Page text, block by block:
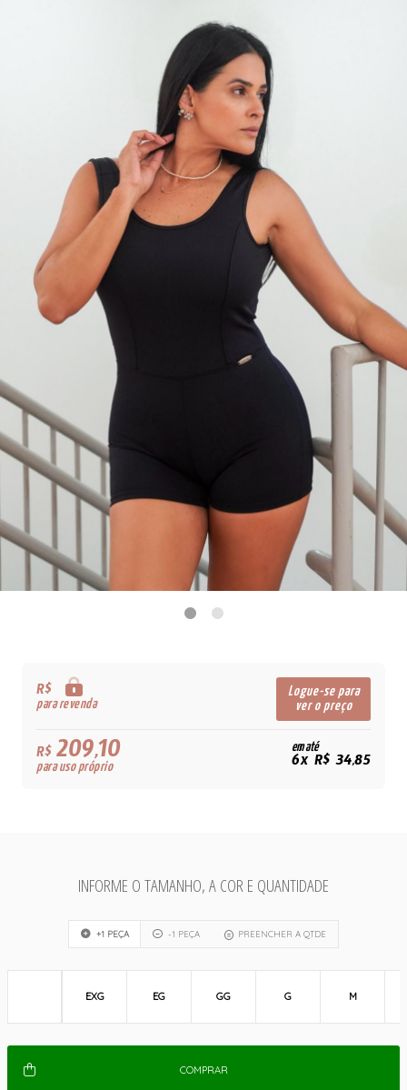
R$
para revenda
Logue-se para
ver o preço
R$209,10
para uso próprio
em até
6x R$ 34,85
INFORME O TAMANHO, A COR E QUANTIDADE
+1 PEÇA -1 PEÇA PREENCHER A QTDE
EXG EG GG G M
COMPRAR